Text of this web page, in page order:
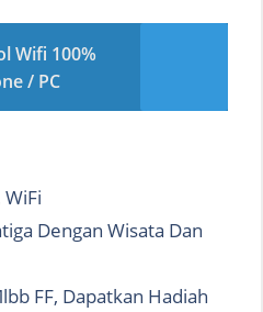
Wifi 100%
/ PC
WiFi
Dengan Wisata Dan
FF, Dapatkan Hadiah